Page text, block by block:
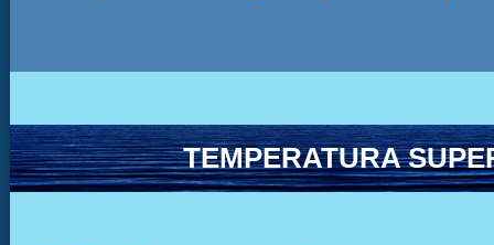
TEMPERATURA